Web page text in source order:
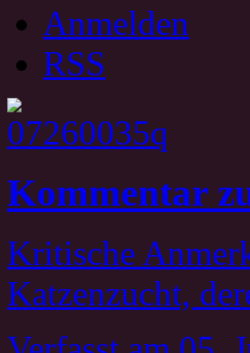
Anmelden
RSS
Kommentar
Kritische
Katzenzucht,